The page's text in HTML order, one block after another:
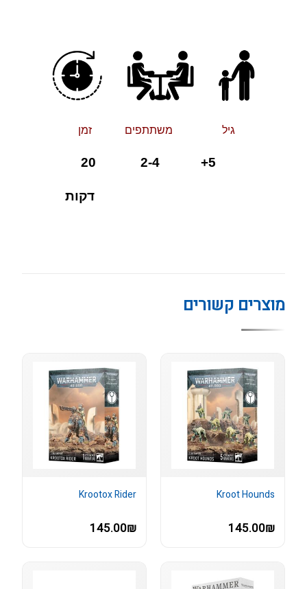
גיל משתתפים זמן
+ 2-4 20
דקות
מוצרים קשורים
Kroot Hounds
145.00₪
Krootox Rider
145.00₪